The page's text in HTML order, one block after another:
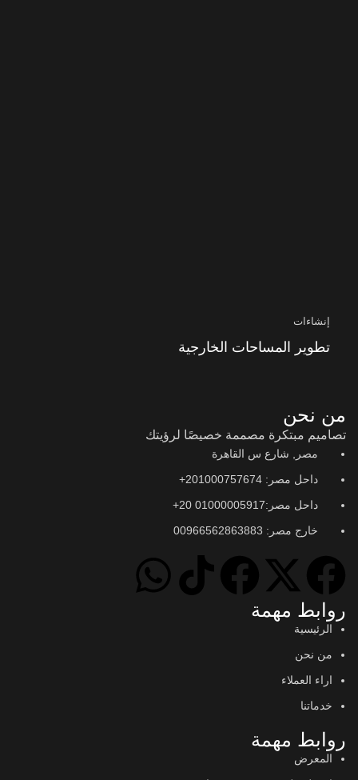
إنشاءات
تطوير المساحات الخارجية
من نحن
تصاميم مبتكرة مصممة خصيصًا لرؤيتك
مصر, شارع س القاهرة
داحل مصر: 201000757674+
داحل مصر:01000005917 20+
خارج مصر: 00966562863883
روابط مهمة
الرئيسية
من نحن
اراء العملاء
خدماتنا
روابط مهمة
المعرض